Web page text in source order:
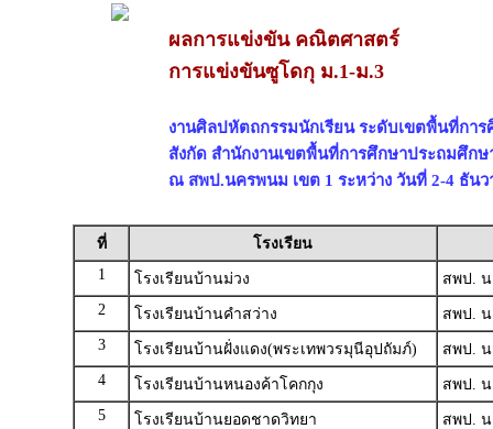
ผลการแข่งขัน คณิตศาสตร์
การแข่งขันซูโดกุ ม.1-ม.3
งานศิลปหัตถกรรมนักเรียน ระดับเขตพื้นที่การ
สังกัด สำนักงานเขตพื้นที่การศึกษาประถมศึก
ณ สพป.นครพนม เขต 1 ระหว่าง วันที่ 2-4 ธันว
ที่
โรงเรียน
1
โรงเรียนบ้านม่วง
สพป.
2
โรงเรียนบ้านคำสว่าง
สพป.
3
โรงเรียนบ้านฝั่งแดง(พระเทพวรมุนีอุปถัมภ์)
สพป.
4
โรงเรียนบ้านหนองค้าโคกกุง
สพป.
5
โรงเรียนบ้านยอดชาดวิทยา
สพป.